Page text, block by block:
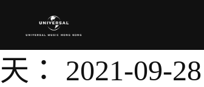
天： 2021-09-28